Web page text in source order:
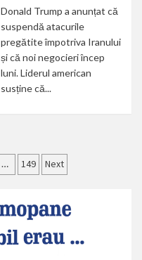
Donald Trump a anunțat că
suspendă atacurile
pregătite împotriva Iranului
și că noi negocieri încep
luni. Liderul american
susține că...
… 149 Next